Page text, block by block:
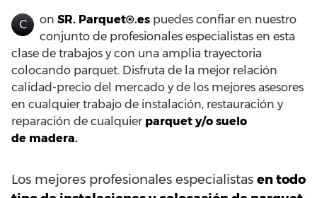
C on SR. Parquet®.es puedes confiar en nuestro
conjunto de profesionales especialistas en esta
clase de trabajos y con una amplia trayectoria
colocando parquet. Disfruta de la mejor relación
calidad-precio del mercado y de los mejores asesores
en cualquier trabajo de instalación, restauración y
reparación de cualquier parquet y/o suelo
de madera.
Los mejores profesionales especialistas en todo